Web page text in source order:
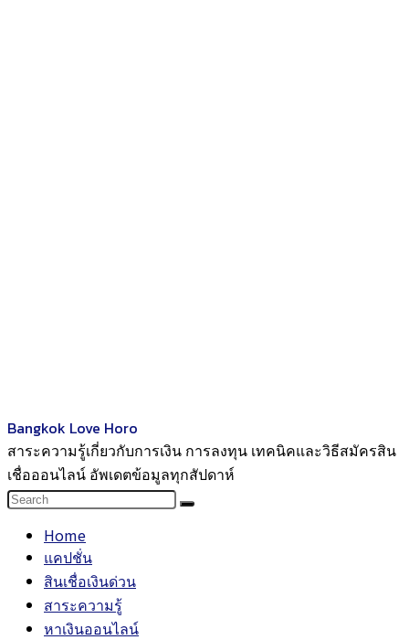
Bangkok Love Horo
สาระความรู้เกี่ยวกับการเงิน การลงทุน เทคนิคและวิธีสมัครสิน
เชื่อออนไลน์ อัพเดตข้อมูลทุกสัปดาห์
Home
แคปชั่น
สินเชื่อเงินด่วน
สาระความรู้
หาเงินออนไลน์